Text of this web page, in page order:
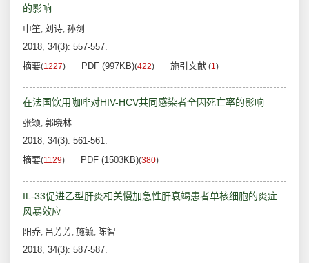
的影响
申笙, 刘诗, 孙剑
2018, 34(3): 557-557.
摘要(1227) PDF (997KB)(422) 施引文献 (1)
在法国饮用咖啡对HIV-HCV共同感染者全因死亡率的影响
张颖, 郭晓林
2018, 34(3): 561-561.
摘要(1129) PDF (1503KB)(380)
IL-33促进乙型肝炎相关慢加急性肝衰竭患者单核细胞的炎症
风暴效应
阳乔, 吕芳芳, 施毓, 陈智
2018, 34(3): 587-587.